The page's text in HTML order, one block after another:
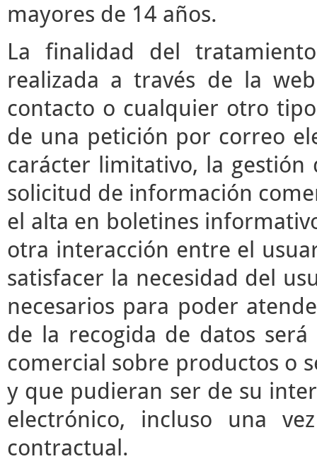
mayores de 14 años.
La finalidad del
realizada a través de la
contacto o cualquier otro
de una petición por correo
carácter limitativo, la
solicitud de información
el alta en boletines
otra interacción entre el
satisfacer la necesidad del
necesarios para poder
de la recogida de datos
comercial sobre productos o
y que pudieran ser de su
electrónico, incluso una
contractual.